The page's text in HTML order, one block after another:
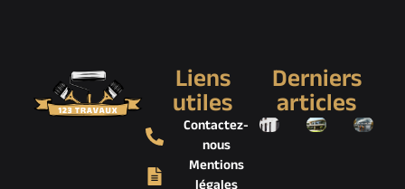
Liens
utiles
Contactez-
nous
Mentions
Derniers
articles